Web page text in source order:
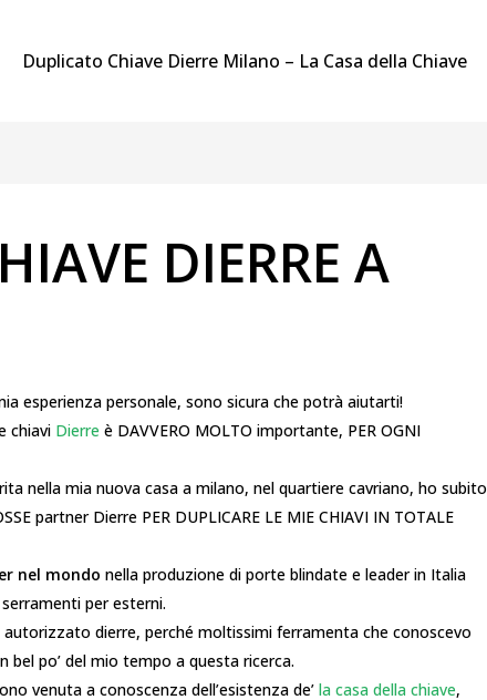
Duplicato Chiave Dierre Milano – La Casa della Chiave
DIERRE A
esperienza personale, sono sicura che potrà aiutarti!
chiavi Dierre è DAVVERO MOLTO importante, PER OGNI
nella mia nuova casa a milano, nel quartiere cavriano, ho subito
partner Dierre PER DUPLICARE LE MIE CHIAVI IN TOTALE
nel mondo nella produzione di porte blindate e leader in Italia
per esterni.
dierre, perché moltissimi ferramenta che conoscevo
po’ del mio tempo a questa ricerca.
venuta a conoscenza dell’esistenza de’ la casa della chiave,